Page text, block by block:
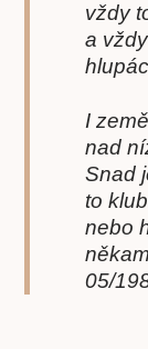
vždy
a
I
nad
Snad
to
nebo
05/